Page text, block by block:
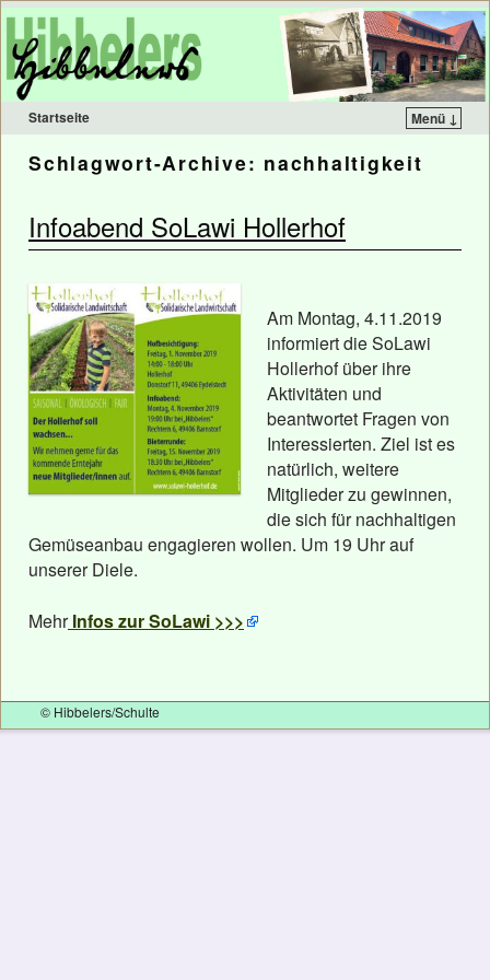
Startseite Menü ↓
Schlagwort-Archive: nachhaltigkeit
Infoabend SoLawi Hollerhof
Am Montag, 4.11.2019
informiert die SoLawi
Hollerhof über ihre
Aktivitäten und
beantwortet Fragen von
Interessierten. Ziel ist es
natürlich, weitere
Mitglieder zu gewinnen,
die sich für nachhaltigen
Gemüseanbau engagieren wollen. Um 19 Uhr auf
unserer Diele.
Mehr Infos zur SoLawi >>>
© Hibbelers/Schulte